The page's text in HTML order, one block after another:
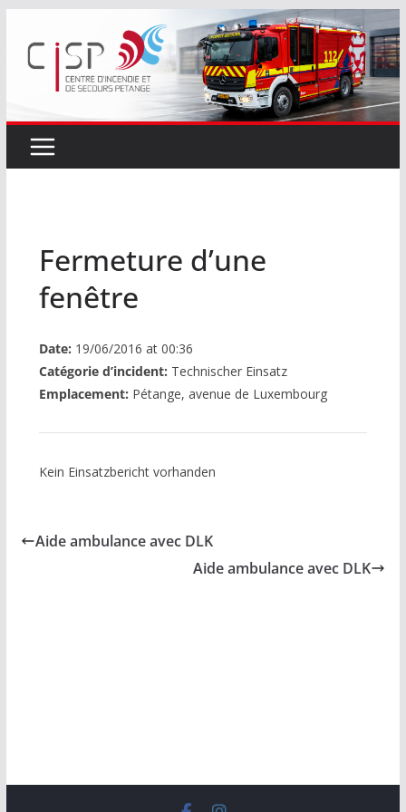
contenu
Fermeture d’une
fenêtre
Date: 19/06/2016 at 00:36
Catégorie d’incident: Technischer Einsatz
Emplacement: Pétange, avenue de Luxembourg
Kein Einsatzbericht vorhanden
Aide ambulance avec DLK
Aide ambulance avec DLK